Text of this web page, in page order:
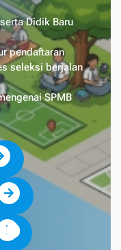
Didik Baru
pendaftaran
seleksi berjalan
SPMB